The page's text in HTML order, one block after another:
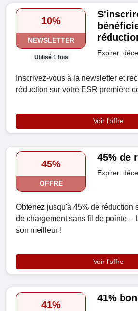
10%
NEWSLETTER
Utilisé 1 fois
Expirer:
Inscrivez-vous à la newsletter et
réduction sur votre ESR première
Voir l'offre
45%
OFFRE
45% de
Expirer:
Obtenez jusqu'à 45% de réduction
de chargement sans fil de pointe –
son meilleur !
Voir l'offre
41%
41%